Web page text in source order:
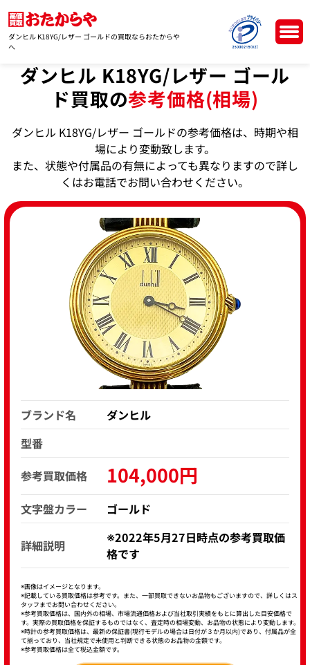
ダンヒル K18YG/レザー ゴールドの買取ならおたからや
へ
ダンヒル K18YG/レザー ゴール
ド買取の参考価格(相場)
ダンヒル K18YG/レザー ゴールドの参考価格は、時期や相
場により変動致します。
また、状態や付属品の有無によっても異なりますので詳し
くはお電話でお問い合わせください。
ブランド名
ダンヒル
型番
参考買取価格
104,000円
文字盤カラー ゴールド
詳細説明
※2022年5月27日時点の参考買取価
格です
※画像はイメージとなります。
※記載している買取価格は参考です。また、一部買取できないお品物もございますので、詳しくはス
タッフまでお問い合わせください。
※参考買取価格は、国内外の相場、市場流通価格および当社取引実績をもとに算出した目安価格で
す。実際の買取価格を保証するものではなく、査定時の相場変動、お品物の状態により変動します。
※時計の参考買取価格は、最新の保証書(現行モデルの場合は日付が３か月以内)であり、付属品が全
て揃っており、当社規定で未使用と判断できる状態のお品物の金額です。
※参考買取価格は全て税込金額です。